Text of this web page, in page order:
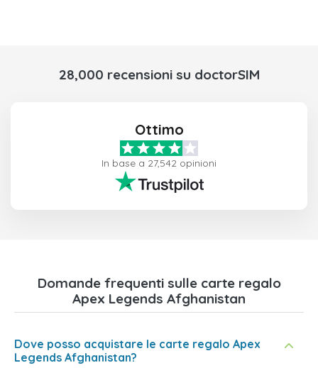
28,000 recensioni su doctorSIM
Ottimo
In base a 27,542 opinioni
Domande frequenti sulle carte regalo
Apex Legends Afghanistan
Dove posso acquistare le carte regalo Apex
Legends Afghanistan?